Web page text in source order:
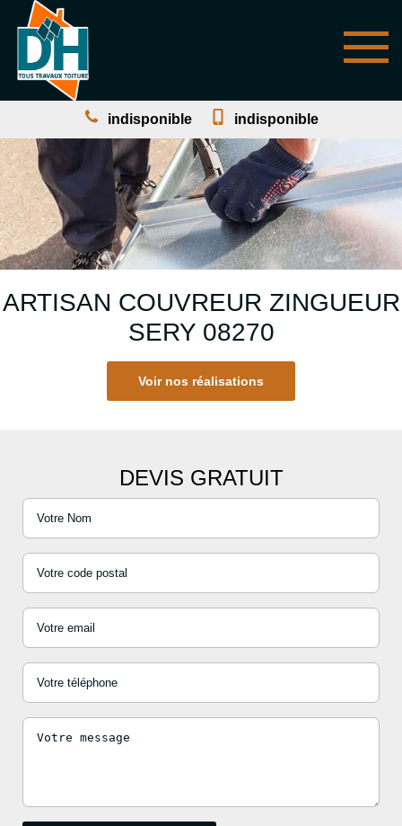
indisponible indisponible
ARTISAN COUVREUR ZINGUEUR
SERY 08270
Voir nos réalisations
DEVIS GRATUIT